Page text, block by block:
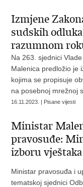
Izmjene
sudskih
razumnom
Na 263. sjednici
Malenica predložio je
kojima se propisuje
na posebnoj mrežnoj
16.11.2023. | Pisane vijesti
Ministar
pravosuđe:
izboru
Ministar pravosuđa i
tematskoj sjednici